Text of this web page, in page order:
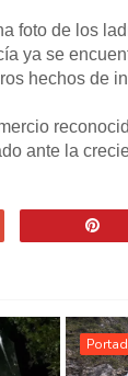
foto de los
ya se
hechos de
ante la